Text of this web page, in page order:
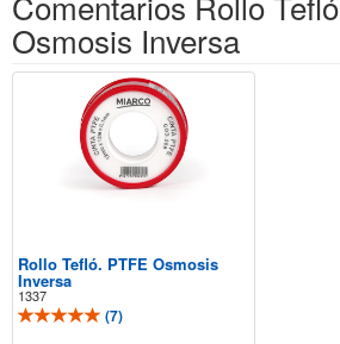
Osmosis Inversa
Rollo Tefló. PTFE Osmosis
Inversa
1337
(7)